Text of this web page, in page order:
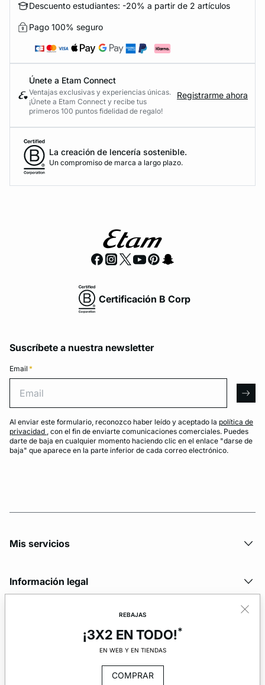
REBAJAS
¡3X2 EN TODO!*
EN WEB Y EN TIENDAS
COMPRAR
Descuento estudiantes: -20% a partir de 2 artículos
Pago 100% seguro
Únete a Etam Connect
Ventajas exclusivas y experiencias únicas.
¡Únete a Etam Connect y recibe tus
primeros 100 puntos fidelidad de regalo!
Registrarme ahora
La creación de lencería sostenible.
Un compromiso de marca a largo plazo.
Certificación B Corp
Suscríbete a nuestra newsletter
Email *
Al enviar este formulario, reconozco haber leído y aceptado la política de
privacidad , con el fin de enviarte comunicaciones comerciales. Puedes
darte de baja en cualquier momento haciendo clic en el enlace "darse de
baja" que aparece en la parte inferior de cada correo electrónico.
Mis servicios
Información legal
© Copyright 2026 Etam. All Rights reserved.